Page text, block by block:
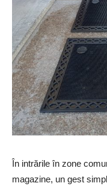
În intrările în zone
magazine, un gest